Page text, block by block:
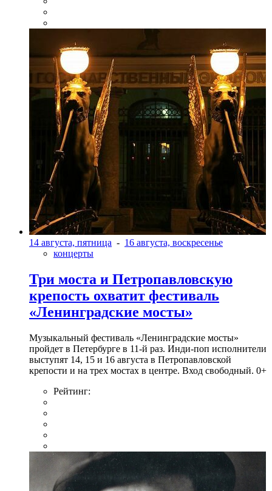
14 августа, пятница - 16 августа, воскресенье
концерты
Три моста и Петропавловскую
крепость охватит фестиваль
«Ленинградские мосты»
Музыкальный фестиваль «Ленинградские мосты»
пройдет в Петербурге в 11-й раз. Инди-поп исполнители
выступят 14, 15 и 16 августа в Петропавловской
крепости и на трех мостах в центре. Вход свободный. 0+
Рейтинг: